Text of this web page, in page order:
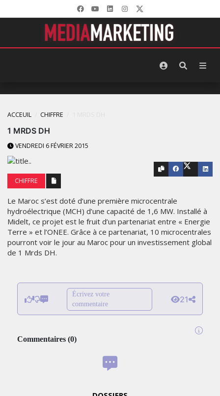
ACCEUIL CHIFFRE
1 MRDS DH
VENDREDI 6 FÉVRIER 2015
CHIFFRE
Le Maroc s’est doté d’une première microcentrale
hydroélectrique (MCH) d’une capacité de 1,6 MW. Installé à
Midelt, ce projet est le fruit d’un partenariat entre « Energie
Terre » et l’ONEE. Grâce à ce partenariat, 10 microcentrales
pourront voir le jour au Maroc pour un investissement global
de 1 Mrds DH.
Écrivez votre
commentaire
21
Commentaires (0)